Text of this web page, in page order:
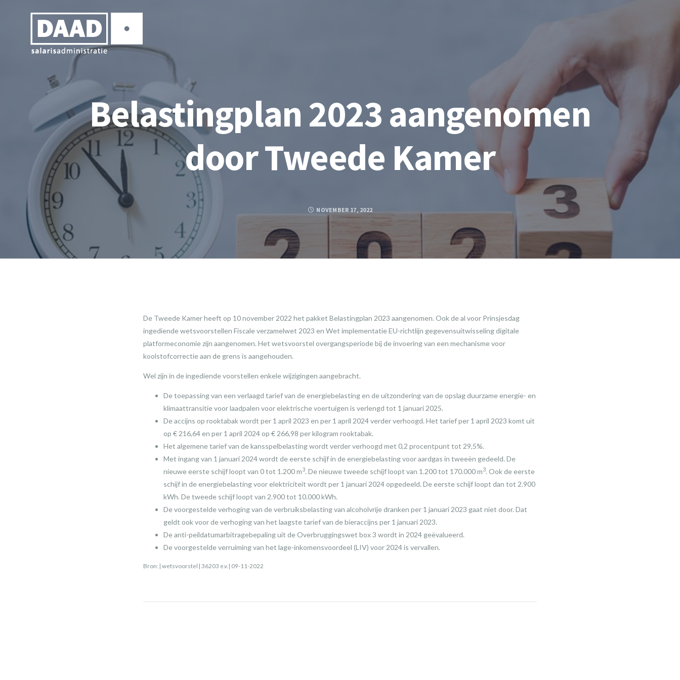
Belastingplan 2023 aangenomen
door Tweede Kamer
NOVEMBER 17, 2022
De Tweede Kamer heeft op 10 november 2022 het pakket Belastingplan 2023 aangenomen. Ook de al voor Prinsjesdag
ingediende wetsvoorstellen Fiscale verzamelwet 2023 en Wet implementatie EU-richtlijn gegevensuitwisseling digitale
platformeconomie zijn aangenomen. Het wetsvoorstel overgangsperiode bij de invoering van een mechanisme voor
koolstofcorrectie aan de grens is aangehouden.
Wel zijn in de ingediende voorstellen enkele wijzigingen aangebracht.
De toepassing van een verlaagd tarief van de energiebelasting en de uitzondering van de opslag duurzame energie- en
klimaattransitie voor laadpalen voor elektrische voertuigen is verlengd tot 1 januari 2025.
De accijns op rooktabak wordt per 1 april 2023 en per 1 april 2024 verder verhoogd. Het tarief per 1 april 2023 komt uit
op € 216,64 en per 1 april 2024 op € 266,98 per kilogram rooktabak.
Het algemene tarief van de kansspelbelasting wordt verder verhoogd met 0,2 procentpunt tot 29,5%.
Met ingang van 1 januari 2024 wordt de eerste schijf in de energiebelasting voor aardgas in tweeën gedeeld. De
nieuwe eerste schijf loopt van 0 tot 1.200 m3. De nieuwe tweede schijf loopt van 1.200 tot 170.000 m3. Ook de eerste
schijf in de energiebelasting voor elektriciteit wordt per 1 januari 2024 opgedeeld. De eerste schijf loopt dan tot 2.900
kWh. De tweede schijf loopt van 2.900 tot 10.000 kWh.
De voorgestelde verhoging van de verbruiksbelasting van alcoholvrije dranken per 1 januari 2023 gaat niet door. Dat
geldt ook voor de verhoging van het laagste tarief van de bieraccijns per 1 januari 2023.
De anti-peildatumarbitragebepaling uit de Overbruggingswet box 3 wordt in 2024 geëvalueerd.
De voorgestelde verruiming van het lage-inkomensvoordeel (LIV) voor 2024 is vervallen.
Bron: | wetsvoorstel | 36203 e.v. | 09-11-2022